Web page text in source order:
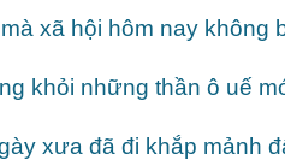
xã hội hôm nay không
khỏi những thần ô uế
xưa đã đi khắp mảnh